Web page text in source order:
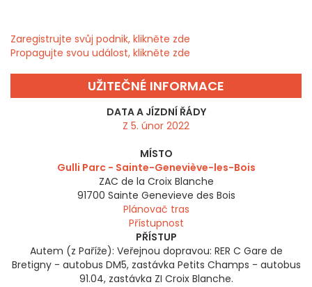
Zaregistrujte svůj podnik, klikněte zde
Propagujte svou událost, klikněte zde
UŽITEČNÉ INFORMACE
DATA A JÍZDNÍ ŘÁDY
Z 5. únor 2022
MÍSTO
Gulli Parc - Sainte-Geneviève-les-Bois
ZAC de la Croix Blanche
91700 Sainte Genevieve des Bois
Plánovač tras
Přístupnost
PŘÍSTUP
Autem (z Paříže): Veřejnou dopravou: RER C Gare de
Bretigny - autobus DM5, zastávka Petits Champs - autobus
91.04, zastávka ZI Croix Blanche.